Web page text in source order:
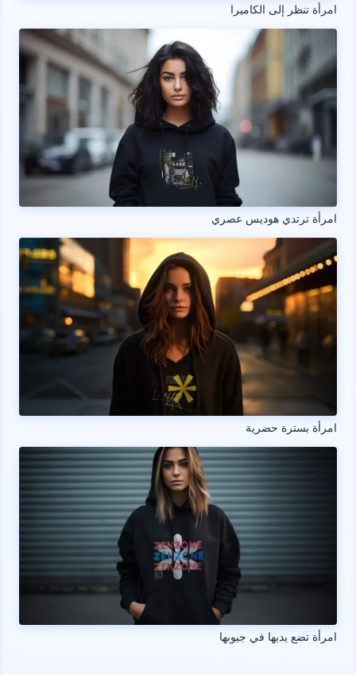
امرأة تنظر إلى الكاميرا
امرأة ترتدي هوديس عصري
امرأة بسترة حضرية
امرأة تضع يديها في جيوبها